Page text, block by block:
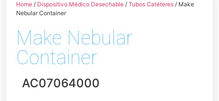
Home / Dispositivo Médico Desechable /Tubos Catéteres / Make
Nebular Container
Make Nebular
Container
AC07064000